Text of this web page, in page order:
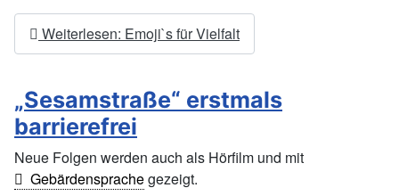
Weiterlesen: Emoji`s für Vielfalt
„Sesamstraße“ erstmals
barrierefrei
Neue Folgen werden auch als Hörfilm und mit
Gebärdensprachegezeigt.